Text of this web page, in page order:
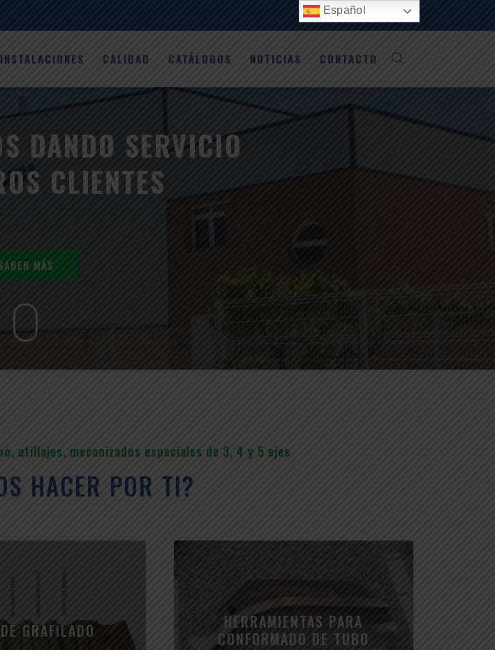
INSTALACIONES CALIDAD CATÁLOGOS NOTICIAS CONTACTO
DANDO SERVICIO
CLIENTES
MÁS
utillajes, mecanizados especiales de 3, 4 y 5 ejes
HACER POR TI?
GRAFILADO
HERRAMIENTAS PARA
CONFORMADO DE TUBO
Español